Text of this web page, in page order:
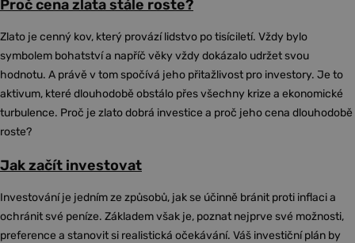
Proč cena zlata stále roste?
Zlato je cenný kov, který provází lidstvo po tisíciletí. Vždy bylo
symbolem bohatství a napříč věky vždy dokázalo udržet svou
hodnotu. A právě v tom spočívá jeho přitažlivost pro investory. Je to
aktivum, které dlouhodobě obstálo přes všechny krize a ekonomické
turbulence. Proč je zlato dobrá investice a proč jeho cena dlouhodobě
roste?
Jak začít investovat
Investování je jedním ze způsobů, jak se účinně bránit proti inflaci a
ochránit své peníze. Základem však je, poznat nejprve své možnosti,
preference a stanovit si realistická očekávání. Váš investiční plán by